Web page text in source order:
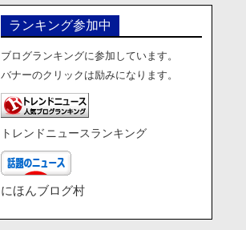
ランキング参加中
ブログランキングに参加しています。
バナーのクリックは励みになります。
トレンドニュースランキング
にほんブログ村